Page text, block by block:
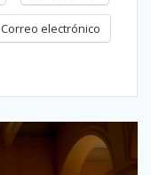
Correo electrónico